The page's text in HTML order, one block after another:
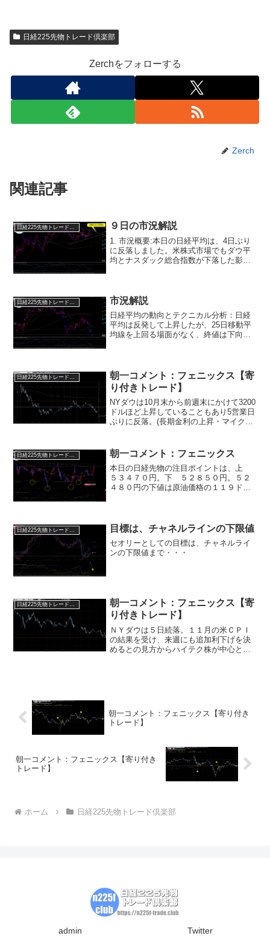
日経225先物トレード倶楽部
Zerchをフォローする
Zerch
関連記事
日経225先物トレード倶楽部 ９日の市況解説
1. 市況概要:本日の日経平均は、4日ぶり
に反落しました。米株式市場でもダウ平
均とナスダック総合指数が下落した影響
売りが先行...
日経225先物トレード倶楽部 市況解説
日経平均の動向とテクニカル分析：日経
平均は反発して上昇したが、25日移動平
均線を上回る場面がなく、終値は下向き
短期的な売り優勢を示す...
朝一コメント：フェニックス【寄
り付きトレード】
NYダウは10月末から前週末にかけて3200
ドルほど上昇していることもあり5営業日
ぶりに反落。(長期金利の上昇・マイクロ
ように今の欧米市場は夢想相場です。(仮
説を織り...
日経225先物トレード倶楽部 朝一コメント：フェニックス
本日の日経先物の注目ポイントは、上
５３４７０円。下 ５２８５０円。５２
４８０円の下値は原油価格の１１９ドル
（割れば違う材料の可能性...
目標は、チャネルラインの下限値
セオリーとしての目標は、チャネルライ
ンの下限値まで・・・
日経225先物トレード倶楽部
朝一コメント：フェニックス【寄
り付きトレード】
ＮＹダウは５日続落。１１月の米ＣＰＩ
の結果を受け、来週にも追加利下げを決
めるとの見方からハイテク株が中心とな
朝一コメント：フェニックス【寄り付き
トレード】
朝一コメント：フェニックス【寄り付き
トレード】
ホーム 日経225先物トレード倶楽部
admin Twitter